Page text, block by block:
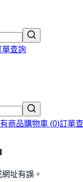
單查詢
商品購物車 (0)訂單
址有誤。